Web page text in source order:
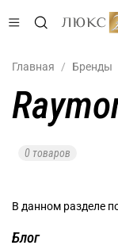
Главная Бренды
0 товаров
В данном разделе
Блог